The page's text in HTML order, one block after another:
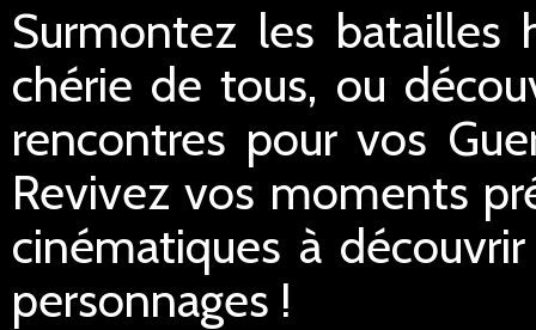
Surmontez les batailles
chérie de tous, ou
rencontres pour vos
Revivez vos moments
cinématiques à
personnages !